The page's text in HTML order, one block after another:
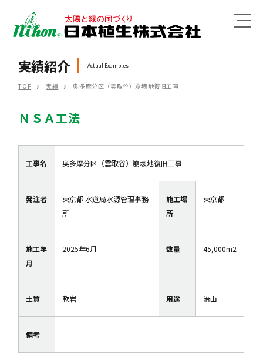
MENU
実績紹介 Actual Examples
TOP 実績 奥多摩分区（雲取谷）崩壊地復旧工事
ＮＳＡ工法
工事名 奥多摩分区（雲取谷）崩壊地復旧工事
発注者
東京都 水道局水源管理事務
所
施工場
所
東京都
施工年
月
2025年6月 数量 45,000m2
土質 軟岩 用途 治山
備考